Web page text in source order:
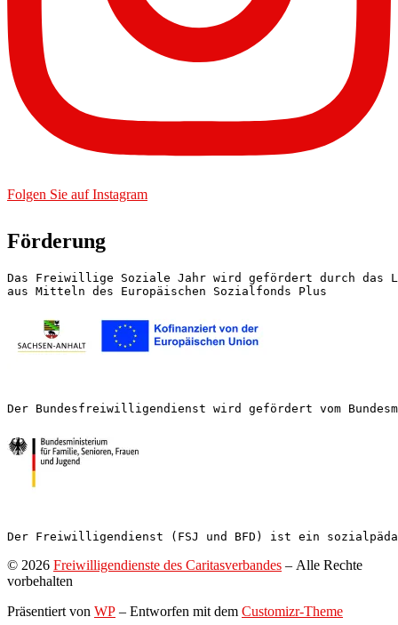
Folgen Sie auf Instagram
Förderung
Das Freiwillige Soziale Jahr wird gefördert durch das
aus Mitteln des Europäischen Sozialfonds Plus
Der Bundesfreiwilligendienst wird gefördert vom
Der Freiwilligendienst (FSJ und BFD) ist ein
© 2026 Freiwilligendienste des Caritasverbandes – Alle Rechte
vorbehalten
Präsentiert von WP – Entworfen mit dem Customizr-Theme